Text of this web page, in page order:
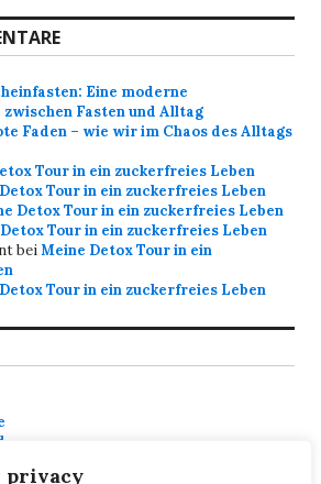
privacy
Eine moderne
Fasten und Alltag
Faden – wie wir im Chaos des Alltags
Tour in ein zuckerfreies Leben
Tour in ein zuckerfreies Leben
Detox Tour in ein zuckerfreies Leben
Tour in ein zuckerfreies Leben
beiMeine Detox Tour in ein
Tour in ein zuckerfreies Leben